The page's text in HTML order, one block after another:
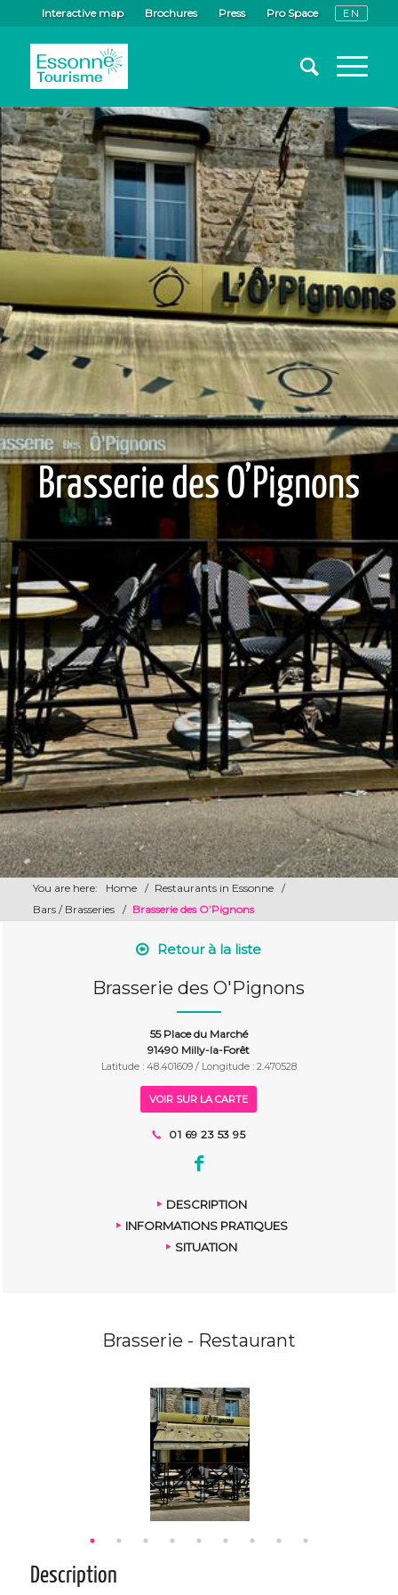
Interactive map Brochures Press Pro Space
Brasserie des O’Pignons
You are here: Home / Restaurants in Essonne
/
Bars / Brasseries
/ Brasserie des O’Pignons
Retour à la liste
Brasserie des O'Pignons
55 Place du Marché
91490 Milly-la-Forêt
Latitude : 48.401609 / Longitude : 2.470528
VOIR SUR LA CARTE
01 69 23 53 95
DESCRIPTION
INFORMATIONS PRATIQUES
SITUATION
Brasserie - Restaurant
Description